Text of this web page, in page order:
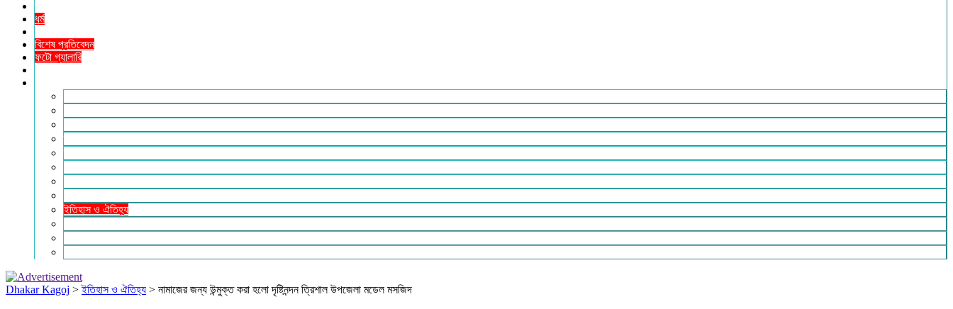
ধর্ম
বিশেষ প্রতিবেদন
ফটো গ্যালারি
ইতিহাস ও ঐতিহ্য
Dhakar Kagoj >ইতিহাস ও ঐতিহ্য > নামাজের জন্য উন্মুক্ত করা হলো দৃষ্টিনন্দন ত্রিশাল উপজেলা মডেল মসজিদ